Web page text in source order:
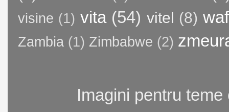
visine (1) vita (54) vitel (8)
Zambia (1) Zimbabwe (2)
Imagini pentru